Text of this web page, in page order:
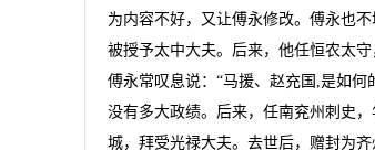
为内容不好，又让傅永修改。傅永也
被授予太中大夫。后来，他任恒农太
傅永常叹息说：“马援、赵充国,是如
没有多大政绩。后来，任南兖州刺史
城，拜受光禄大夫。去世后，赠封为